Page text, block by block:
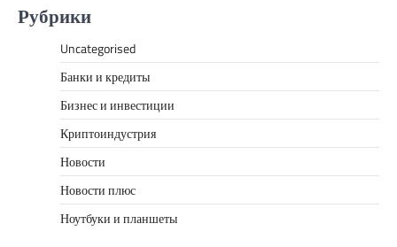
Рубрики
Uncategorised
Банки и кредиты
Бизнес и инвестиции
Криптоиндустрия
Новости
Новости плюс
Ноутбуки и планшеты